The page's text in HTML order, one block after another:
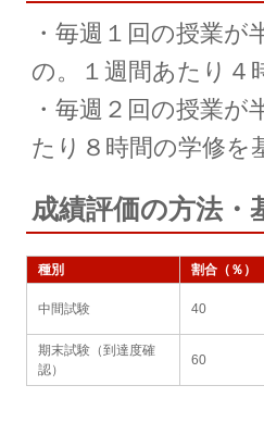
・毎週１回の授業
の。１週間あたり４
・毎週２回の授業
たり８時間の学修を
成績評価の方法・
種別 割合（％）
中間試験 40
期末試験（到達度確
認）
60